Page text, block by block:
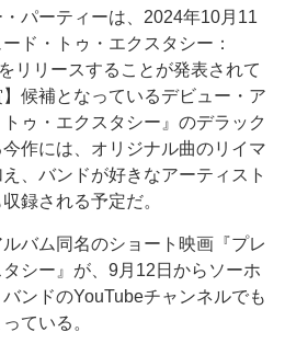
パーティーは、2024年10月11
ド・トゥ・エクスタシー：
リリースすることが発表されて
候補となっているデビュー・ア
ゥ・エクスタシー』のデラック
作には、オリジナル曲のリイマ
、バンドが好きなアーティスト
録される予定だ。
バム同名のショート映画『プレ
シー』が、9月12日からソーホ
ンドのYouTubeチャンネルでも
ている。